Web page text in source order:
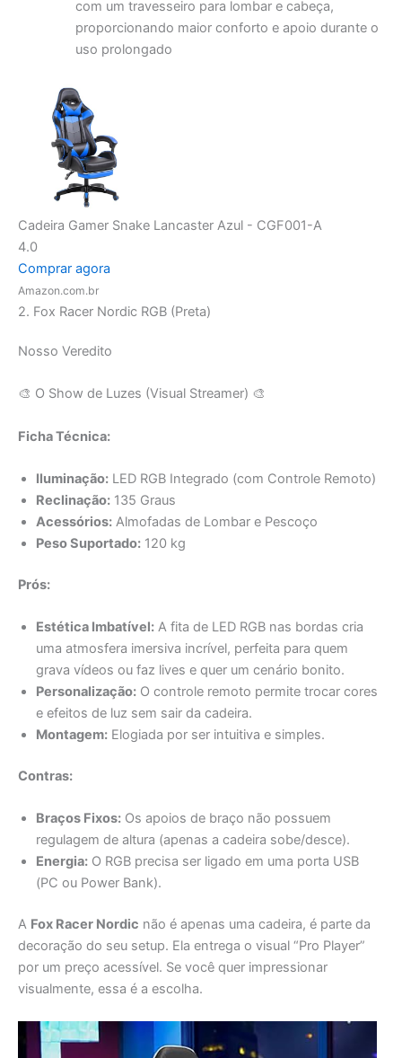
Cadeira Gamer Snake Lancaster Azul - CGF001-A
Comprar agora
Amazon.com.br
2. Fox Racer Nordic RGB (Preta)
Reclinação:
135 Graus
Acessórios:
Almofadas de Lombar e Pescoço
Peso Suportado:
120 kg
uma atmosfera imersiva incrível, perfeita para quem
grava vídeos ou faz lives e quer um cenário bonito.
Personalização: O controle remoto permite trocar cores
e efeitos de luz sem sair da cadeira.
Montagem:
Elogiada por ser intuitiva e simples.
regulagem de altura (apenas a cadeira sobe/desce).
Energia:O RGB precisa ser ligado em uma porta USB
(PC ou Power Bank).
decoração do seu setup. Ela entrega o visual “Pro Player”
por um preço acessível. Se você quer impressionar
visualmente, essa é a escolha.